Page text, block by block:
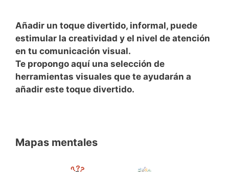
Añadir un toque divertido, informal, puede
estimular la creatividad y el nivel de atención
en tu comunicación visual.
Te propongo aquí una selección de
herramientas visuales que te ayudarán a
añadir este toque divertido.
Mapas mentales